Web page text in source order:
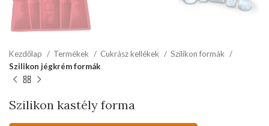
Kezdőlap Termékek Cukrász kellékek
Szilikon formák
Szilikon jégkrém formák
Szilikon kastély forma